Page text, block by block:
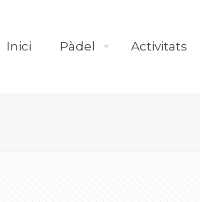
Inici Pàdel Activitats